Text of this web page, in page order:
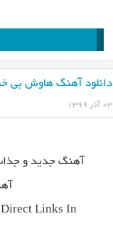
دانلود آهنگ هاوش بی
۰۳ آذر ۱۳۹۹
آهنگ جدید و
Links In